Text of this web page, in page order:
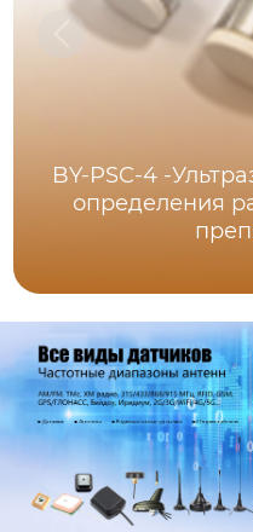
BY-PSC-4 -
определения